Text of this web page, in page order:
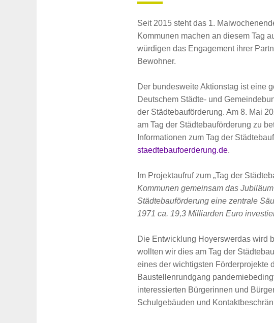
Suche
Seit 2015 steht das 1.
Kommunen machen an diesem Tag
würdigen das Engagement ihrer
Bewohner.
Der bundesweite Aktionstag ist eine
Deutschem Städte- und
der Städtebauförderung. Am 8. Mai
am Tag der Städtebauförderung zu
Informationen zum Tag der
staedtebaufoerderung.de.
Im Projektaufruf zum „Tag der
Kommunen gemeinsam das
Städtebauförderung eine zentrale
1971 ca. 19,3 Milliarden Euro
Die Entwicklung Hoyerswerdas wird
wollten wir dies am Tag der
eines der wichtigsten Förderprojekte
Baustellenrundgang
interessierten Bürgerinnen und
Schulgebäuden und